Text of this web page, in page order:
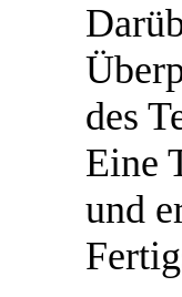
des
Eine
und